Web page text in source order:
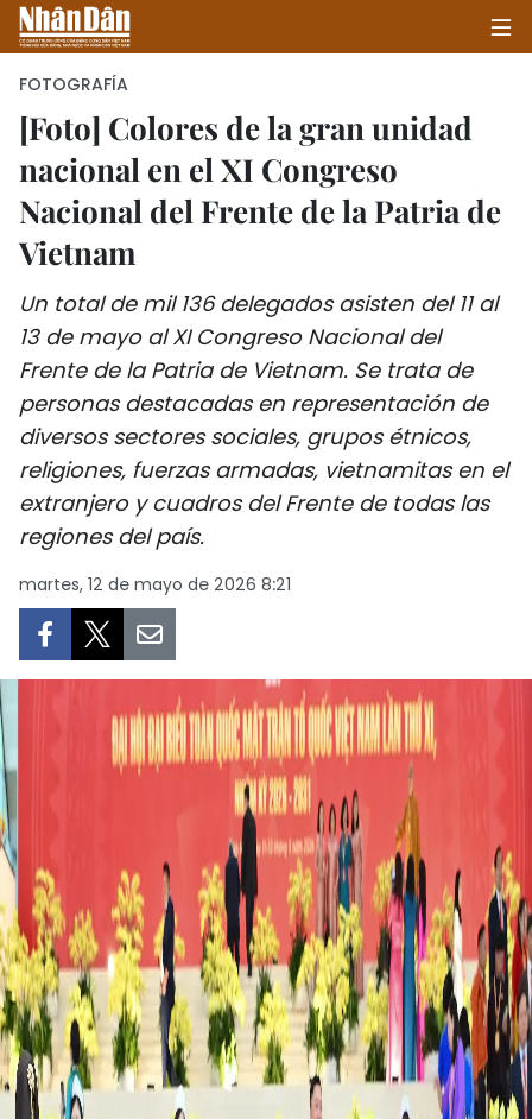
INICIO
POLÍTICA
SOCIEDAD
SALUD - MEDIO AMBIENTE
CULTURA - ENTRETENIMIENTO
INTERNACIONAL
PUENTE DE AMISTAD
HISTORIAS MULTIMEDIA
FOTOGRAFÍA
¿QUIÉNES SOMOS?
TIẾNG VIỆT
ENGLISH
中文
FRANÇAIS
FOTOGRAFÍA
[Foto] Colores de la gran unidad
nacional en el XI Congreso
Nacional del Frente de la Patria de
Vietnam
Un total de mil 136 delegados asisten del 11 al
13 de mayo al XI Congreso Nacional del
Frente de la Patria de Vietnam. Se trata de
personas destacadas en representación de
diversos sectores sociales, grupos étnicos,
religiones, fuerzas armadas, vietnamitas en el
extranjero y cuadros del Frente de todas las
regiones del país.
martes, 12 de mayo de 2026 8:21